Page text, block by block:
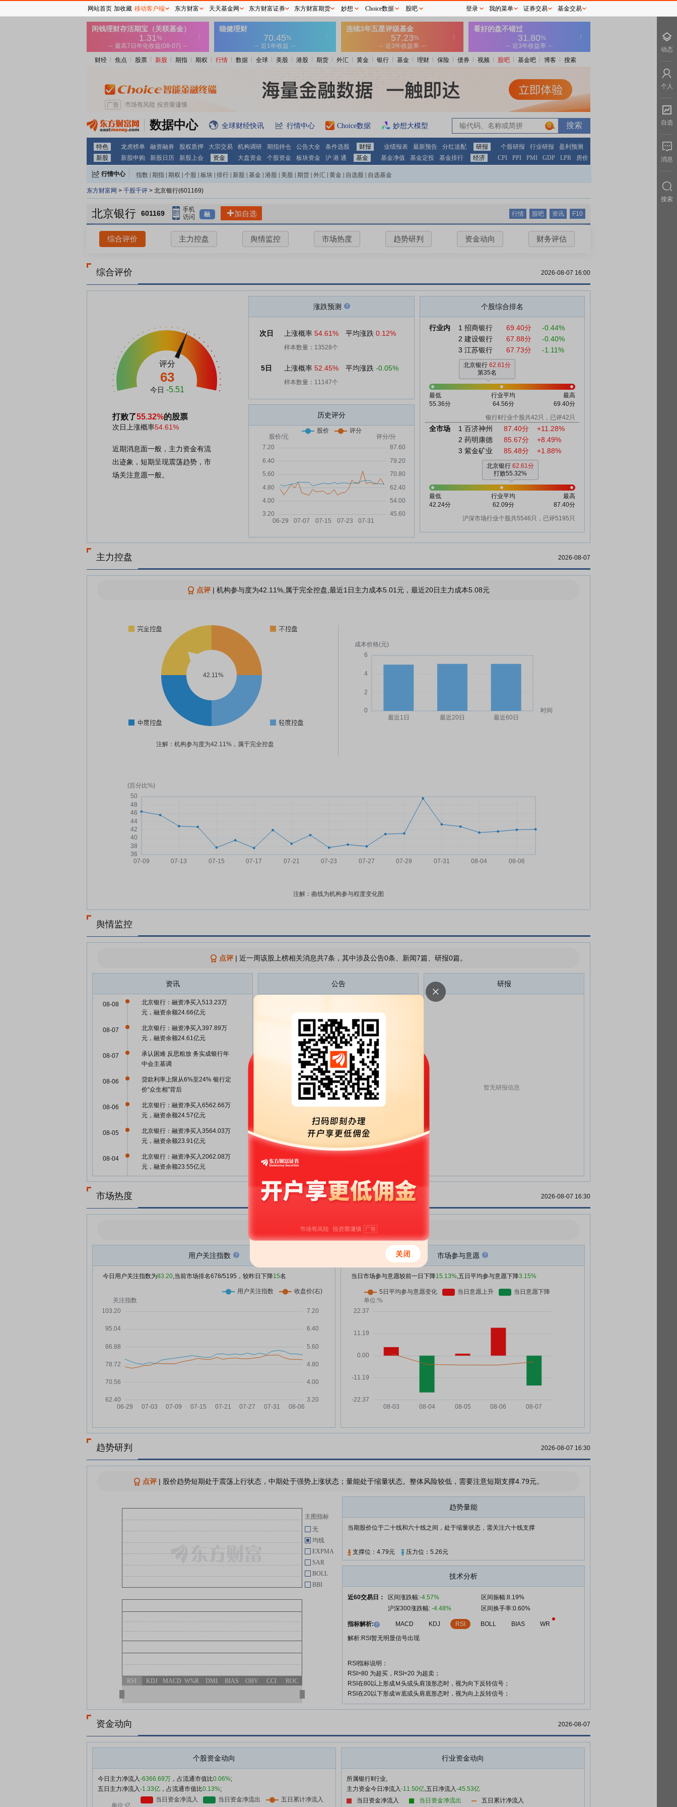
财经 焦点 股票 新股 期指 期权 行情 数据 全球 美股 港股 期货 外汇 黄金 银行 基金 理财 保险 债券 视频 股吧 基金吧 博客 搜索
数据中心 全球财经快讯 行情中心 Choice数据 妙想大模型 0
特色 龙虎榜单 融资融券 股权质押 大宗交易 机构调研 期指持仓 公告大全 条件选股 财报 业绩报表 最新预告 分红送配 研报 个股研报 行业研报
盈利预测
新股
新股申购 新股日历 新股上会 资金 大盘资金 个股资金 板块资金 沪 港 通 基金 基金净值 基金定投 基金排行 经济 CPI PPI PMI GDP LPR 房价
行情中心 指数 期指 期权 个股 板块 排行 新股 基金 港股 美股 期货 外汇 黄金 自选股 自选基金
东方财富网 > 千股千评 > 北京银行(601169)
北京银行 601169 融 加自选 行情 股吧 资讯 F10
综合评价 主力控盘 舆情监控 市场热度 趋势研判 资金动向 财务评估
综合评价 2026-08-07 16:00
评分
63
今日 -5.51
打败了55.32%的股票
次日上涨概率54.61%
近期消息面一般，主力资金有流
出迹象，短期呈现震荡趋势，市
场关注意愿一般。
涨跌预测
次日 上涨概率 54.61% 平均涨跌 0.12%
样本数量：13528个
5日 上涨概率 52.45% 平均涨跌 -0.05%
样本数量：11147个
历史评分
个股综合排名
行业内 1 招商银行 69.40分
-0.44%
2 建设银行 67.88分
-0.40%
3 江苏银行 67.73分 -1.11%
北京银行 62.61分
第35名
最低
55.36分
行业平均
64.56分
最高
69.40分
银行Ⅱ行业个股共42只，已评42只
全市场 1 百济神州 87.40分
+11.28%
2 药明康德 85.67分
+8.49%
3 紫金矿业 85.48分 +1.88%
北京银行 62.61分
打败55.32%
最低
42.24分
行业平均
62.09分
最高
87.40分
沪深市场行业个股共5546只，已评5195只
主力控盘 2026-08-07
点评| 机构参与度为42.11%,属于完全控盘,最近1日主力成本5.01元，最近20日主力成本5.08元
42.11%
注解：机构参与度为42.11%，属于完全控盘
注解：曲线为机构参与程度变化图
舆情监控
点评| 近一周该股上榜相关消息共7条，其中涉及公告0条、新闻7篇、研报0篇。
资讯
北京银行：融资净买入513.23万
元，融资余额24.66亿元
08-08
北京银行：融资净买入397.89万
元，融资余额24.61亿元
08-07
承认困难 反思粗放 务实成银行年
中会主基调
08-07
贷款利率上限从6%至24% 银行定
价“众生相”背后
08-06
北京银行：融资净买入6562.66万
元，融资余额24.57亿元
08-06
北京银行：融资净买入3564.03万
元，融资余额23.91亿元
08-05
北京银行：融资净买入2062.08万
元，融资余额23.55亿元
08-04
北京银行：融资净偿还946.9万
北京银行：融资净偿还4193.69万
07-31
结构
北京银行：融资净偿还430.89万
07-29
北京银行：融资净偿还295.83万
07-28
转型要成效
科技赛道
07-28
股
07-27
融资余额24.09亿元
公告
关于优先股全部赎回及摘牌完成的
公告
北京银行:北京银行股份有限公司
关于优先股停牌的提示性公告
北京银行:北京银行股份有限公司
关于优先股全部赎回及摘牌的公告
北京银行:北京银行股份有限公司
优先股股息发放实施公告
北京银行:北京银行股份有限公司
关于赎回优先股的第三次提示性公
告
北京银行:北京银行股份有限公司
董事会决议公告
北京银行:北京银行股份有限公司
北京银行:北京银行股份有限公司
06-05
北京银行:北京银行股份有限公司
关于赎回优先股的第一次提示性公
06-05
北京银行:北京银行股份有限公司
关于2026年无固定期限资本债券
北京银行:北京银行股份有限公司
2025年年度股东会法律意见书
北京银行:北京银行股份有限公司
关于诉讼事项进展的公告
及其他关联资金往来情况的专项说
北京银行:北京银行股份有限公司
04-28
与兴业银行股份有限公司关联交易
事项的公告
与中国长江三峡集团有限公司关联
交易事项的公告
北京银行:北京银行股份有限公司
查看更多
研报
暂无研报信息
市场热度 2026-08-07 16:30
今日用户关注度有所下降，参与意愿有所减弱
市场参与意愿
当日市场参与意愿较前一日下降15.13%,五日平均参与意愿下降3.15%
用户关注指数
今日用户关注指数为83.20,当前市场排名678/5195，较昨日下降15名
趋势研判 2026-08-07 16:30
点评| 股价趋势短期处于震荡上行状态，中期处于强势上涨状态；量能处于缩量状态。整体风险较低，需要注意短期支撑4.79元。
趋势量能
当期股价位于二十线和六十线之间，处于缩量状态，需关注六十线支撑
支撑位：4.79元 压力位：5.26元
技术分析
近60交易日： 区间涨跌幅:-4.57%
区间振幅:8.19%
沪深300涨跌幅: -4.48% 区间换手率:0.60%
指标解析: MACD KDJ RSI BOLL BIAS
WR
解析:RSI暂无明显信号出现
RSI指标说明：
RSI>80 为超买，RSI<20 为超卖；
RSI在80以上形成Ｍ头或头肩顶形态时，视为向下反转信号；
RSI在20以下形成Ｗ底或头肩底形态时，视为向上反转信号；
主图指标
无
均线
EXPMA
SAR
BOLL
BBI
RSI KDJ MACD W%R DMI BIAS OBV CCI ROC
资金动向 2026-08-07
个股资金动向
今日主力净流入-6366.69万 ，占流通市值比0.06%;
五日主力净流入-1.33亿 ，占流通市值比0.13%;
行业资金动向
所属银行Ⅱ行业,
主力资金今日净流入-11.50亿,五日净流入-45.53亿
当日资金净流入
当日资金净流出 五日累计净流入
网站首页 加收藏 移动客户端 东方财富 天天基金网 东方财富证券 东方财富期货 妙想 Choice数据 股吧 登录 我的菜单 证券交易 基金交易
动态
个人
自选
消息
搜索